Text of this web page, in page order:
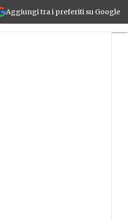
Aggiungi tra i preferiti su Google
in due anni per i Centri